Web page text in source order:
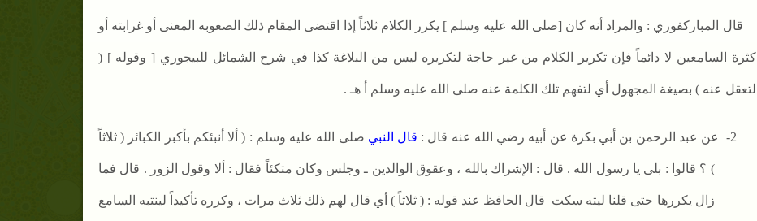
قال المباركفوري : والمراد أنه كان [صلى الله عليه وسلم ] يكرر الكلام ثلاثاً إذا اقتضى المقام ذلك الصعوبه المعنى أو غرابته أو
كثرة السامعين لا دائماً فإن تكرير الكلام من غير حاجة لتكريره ليس من البلاغة كذا في شرح الشمائل للبيجوري [ وقوله ] (
لتعقل عنه ) بصيغة المجهول أي لتفهم تلك الكلمة عنه صلى الله عليه وسلم أ هـ .
2- عن عبد الرحمن بن أبي بكرة عن أبيه رضي الله عنه قال : قال النبي صلى الله عليه وسلم : ( ألا أنبئكم بأكبر الكبائر ( ثلاثاً
) ؟ قالوا : بلى يا رسول الله . قال : الإشراك بالله ، وعقوق الوالدين ـ وجلس وكان متكئاً فقال : ألا وقول الزور . قال فما
زال يكررها حتى قلنا ليته سكت قال الحافظ عند قوله : ( ثلاثاً ) أي قال لهم ذلك ثلاث مرات ، وكرره تأكيداً لينتبه السامع